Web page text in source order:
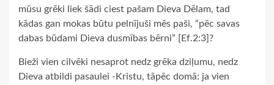
mūsu grēki liek šādi ciest pašam Dieva Dēlam, tad
kādas gan mokas būtu pelnījuši mēs paši, “pēc savas
dabas būdami Dieva dusmības bērni” [Ef.2:3]?
Bieži vien cilvēki nesaprot nedz grēka dziļumu, nedz
Dieva atbildi pasaulei -Kristu, tāpēc domā: ja vien